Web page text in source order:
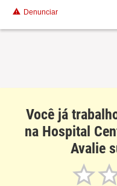
Denunciar
Você já
na Hospital
Avalie